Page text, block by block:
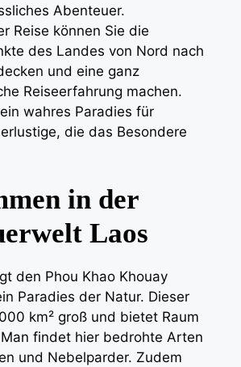
Abenteuer.
Reise können Sie die
des Landes von Nord nach
und eine ganz
Reiseerfahrung machen.
wahres Paradies für
die das Besondere
in der
Laos
den Phou Khao Khouay
Paradies der Natur. Dieser
km² groß und bietet Raum
findet hier bedrohte Arten
und Nebelparder. Zudem